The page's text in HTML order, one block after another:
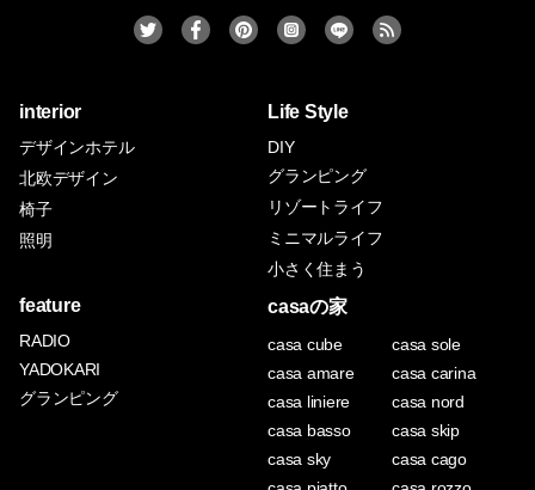
interior
デザインホテル
北欧デザイン
椅子
照明
Life Style
DIY
グランピング
リゾートライフ
ミニマルライフ
小さく住まう
feature
RADIO
YADOKARI
グランピング
casaの家
casa cube
casa sole
casa amare
casa carina
casa liniere
casa nord
casa basso
casa skip
casa sky
casa cago